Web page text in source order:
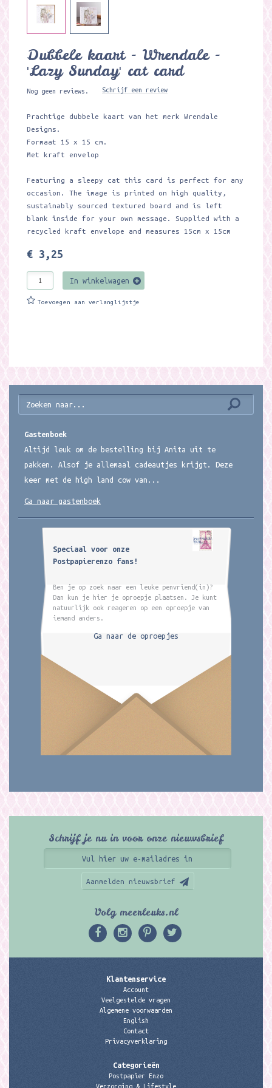
Dubbele kaart - Wrendale -
'Lazy Sunday' cat card
Nog geen reviews. Schrijf een review
Prachtige dubbele kaart van het merk Wrendale
Designs.
Formaat 15 x 15 cm.
Met kraft envelop
Featuring a sleepy cat this card is perfect for any
occasion. The image is printed on high quality,
sustainably sourced textured board and is left
blank inside for your own message. Supplied with a
recycled kraft envelope and measures 15cm x 15cm
€ 3,25
In winkelwagen
Toevoegen aan verlanglijstje
Gastenboek
Altijd leuk om de bestelling bij Anita uit te
pakken. Alsof je allemaal cadeautjes krijgt. Deze
keer met de high land cow van...
Ga naar gastenboek
Speciaal voor onze
Postpapierenzo fans!
Ben je op zoek naar een leuke penvriend(in)?
Dan kun je hier je oproepje plaatsen. Je kunt
natuurlijk ook reageren op een oproepje van
iemand anders.
Ga naar de oproepjes
Schrijf je nu in voor onze nieuwsbrief
Aanmelden nieuwsbrief
Volg meerleuks.nl
Klantenservice
Account
Veelgestelde vragen
Algemene voorwaarden
English
Contact
Privacyverklaring
Categorieën
Postpapier Enzo
Verzorging & Lifestyle